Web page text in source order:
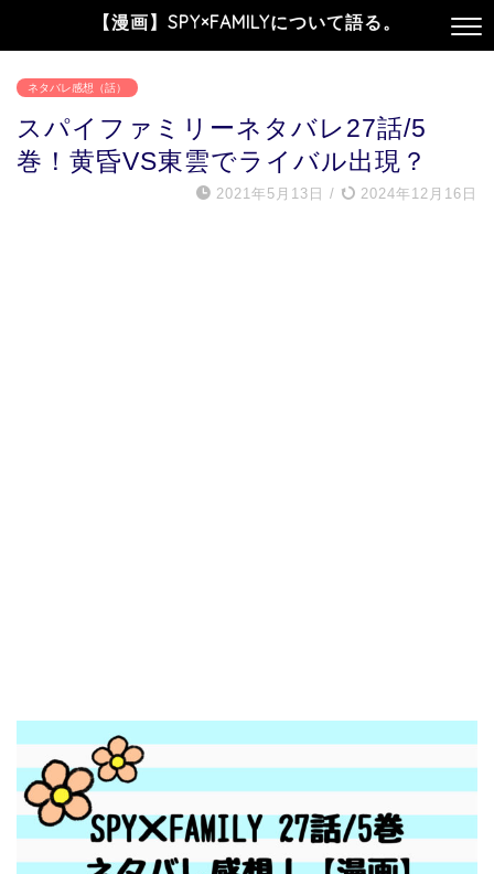
【漫画】SPY×FAMILYについて語る。
ネタバレ感想（話）
スパイファミリーネタバレ27話/5
巻！黄昏VS東雲でライバル出現？
2021年5月13日 / 2024年12月16日